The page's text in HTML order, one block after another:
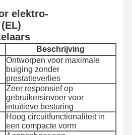
elektro-
Beschrijving
Ontworpen voor maximale
buiging zonder
prestatieverlies
Zeer responsief op
gebruikersinvoer voor
intuïtieve besturing
Hoog circuitfunctionaliteit in
een compacte vorm